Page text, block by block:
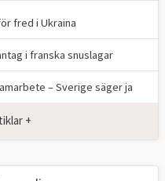
fred i Ukraina
i franska snuslagar
– Sverige säger ja
+